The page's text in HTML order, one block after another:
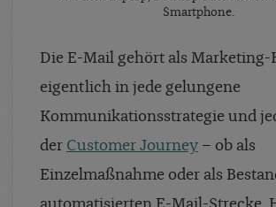
Smartphone.
Die E-Mail gehört als Marketing-
eigentlich in jede gelungene
Kommunikationsstrategie und
der Customer Journey – ob als
Einzelmaßnahme oder als